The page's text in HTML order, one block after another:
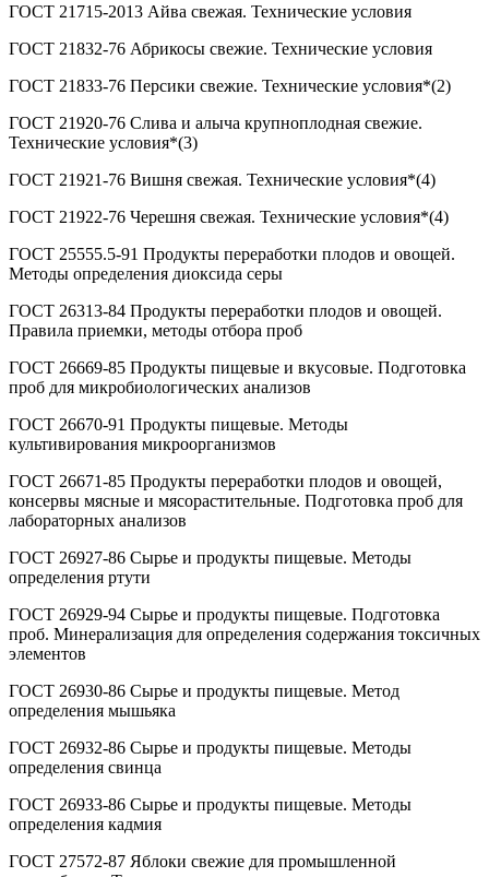
ГОСТ 21715-2013 Айва свежая. Технические условия
ГОСТ 21832-76 Абрикосы свежие. Технические условия
ГОСТ 21833-76 Персики свежие. Технические условия*(2)
ГОСТ 21920-76 Слива и алыча крупноплодная свежие.
Технические условия*(3)
ГОСТ 21921-76 Вишня свежая. Технические условия*(4)
ГОСТ 21922-76 Черешня свежая. Технические условия*(4)
ГОСТ 25555.5-91 Продукты переработки плодов и овощей.
Методы определения диоксида серы
ГОСТ 26313-84 Продукты переработки плодов и овощей.
Правила приемки, методы отбора проб
ГОСТ 26669-85 Продукты пищевые и вкусовые. Подготовка
проб для микробиологических анализов
ГОСТ 26670-91 Продукты пищевые. Методы
культивирования микроорганизмов
ГОСТ 26671-85 Продукты переработки плодов и овощей,
консервы мясные и мясорастительные. Подготовка проб для
лабораторных анализов
ГОСТ 26927-86 Сырье и продукты пищевые. Методы
определения ртути
ГОСТ 26929-94 Сырье и продукты пищевые. Подготовка
проб. Минерализация для определения содержания токсичных
элементов
ГОСТ 26930-86 Сырье и продукты пищевые. Метод
определения мышьяка
ГОСТ 26932-86 Сырье и продукты пищевые. Методы
определения свинца
ГОСТ 26933-86 Сырье и продукты пищевые. Методы
определения кадмия
ГОСТ 27572-87 Яблоки свежие для промышленной